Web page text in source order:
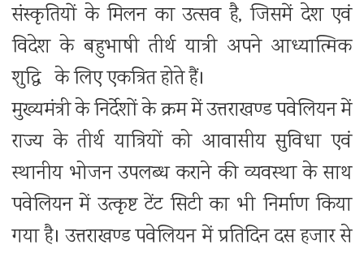
संस्कृतियों के मिलन का उत्सव है, जिसमें देश एवं
विदेश के बहुभाषी तीर्थ यात्री अपने आध्यात्मिक
शुद्धि के लिए एकत्रित होते हैं।
मुख्यमंत्री के निर्देशों के क्रम में उत्तराखण्ड पवेलियन में
राज्य के तीर्थ यात्रियों को आवासीय सुविधा एवं
स्थानीय भोजन उपलब्ध कराने की व्यवस्था के साथ
पवेलियन में उत्कृष्ट टेंट सिटी का भी निर्माण किया
गया है। उत्तराखण्ड पवेलियन में प्रतिदिन दस हजार से